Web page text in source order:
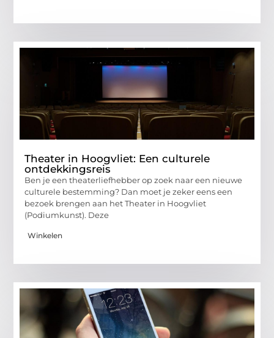
Theater in Hoogvliet: Een culturele
ontdekkingsreis
Ben je een theaterliefhebber op zoek naar een nieuwe
culturele bestemming? Dan moet je zeker eens een
bezoek brengen aan het Theater in Hoogvliet
(Podiumkunst). Deze
Winkelen